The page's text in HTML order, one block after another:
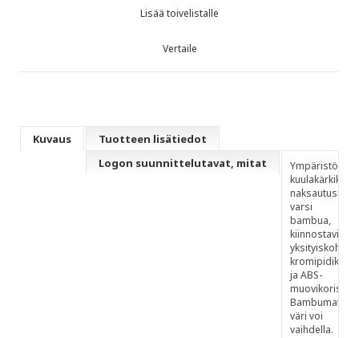
Lisää toivelistalle
Vertaile
Kuvaus
Tuotteen lisätiedot
Logon suunnittelutavat, mitat
kuulakärkikynä
varsi
bambua,
kiinnostavina
yksityiskohtina
kromipidike
ja ABS-
väri voi
vaihdella.